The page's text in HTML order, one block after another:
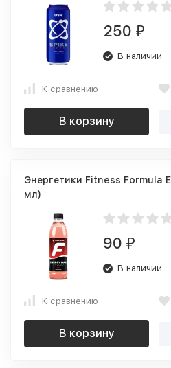
250 ₽
В наличии
К сравнению
В корзину
Энергетики Fitness Formula
мл)
90 ₽
В наличии
К сравнению
В корзину